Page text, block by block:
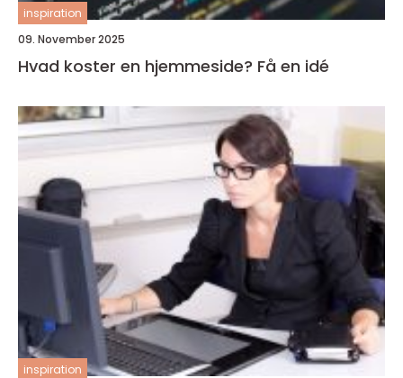
inspiration
09. November 2025
Hvad koster en hjemmeside? Få en idé
inspiration